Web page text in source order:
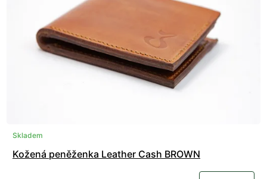
Skladem
Kožená peněženka Leather Cash BROWN